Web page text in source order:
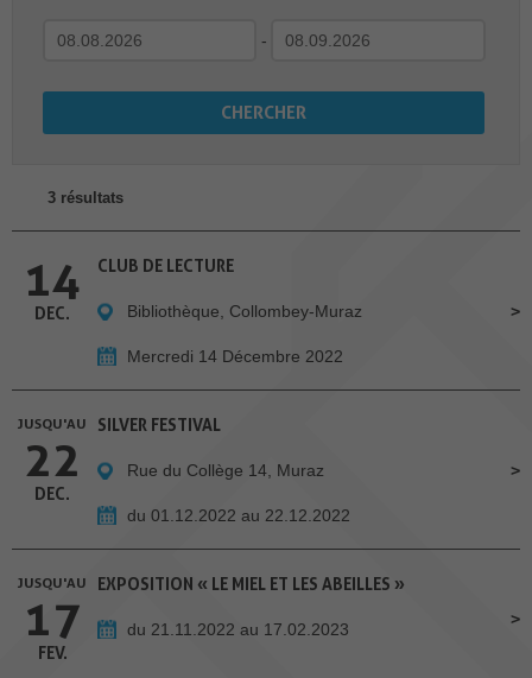
-
3 résultats
14
DEC.
CLUB DE LECTURE
Bibliothèque, Collombey-Muraz
Mercredi 14 Décembre 2022
JUSQU'AU
22
DEC.
SILVER FESTIVAL
Rue du Collège 14, Muraz
du 01.12.2022 au 22.12.2022
JUSQU'AU
17
FEV.
EXPOSITION « LE MIEL ET LES ABEILLES »
du 21.11.2022 au 17.02.2023